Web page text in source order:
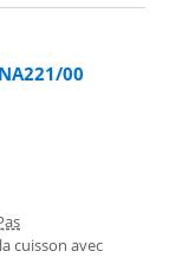
00
cuisson avec